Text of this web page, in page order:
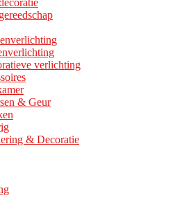
verlichting
& Geur
& Decoratie